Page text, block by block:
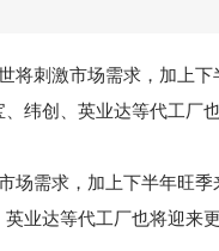
将刺激市场需求，加上
、纬创、英业达等代工厂
场需求，加上下半年旺
业达等代工厂也将迎来更